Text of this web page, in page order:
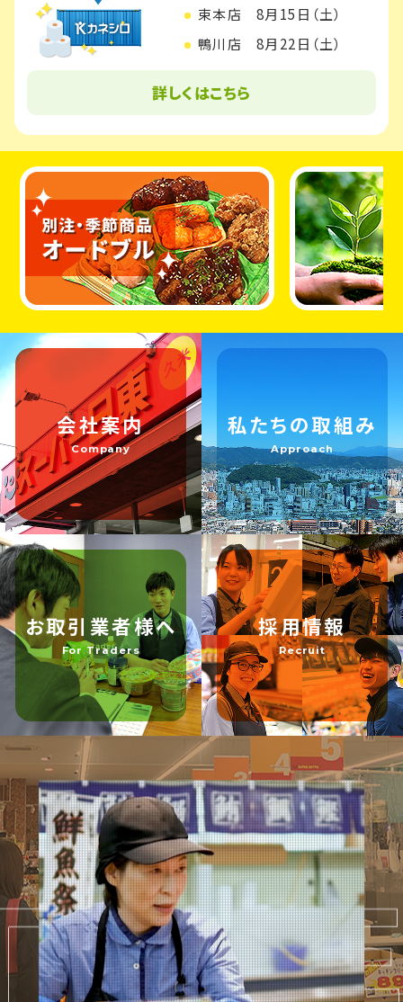
束本店
8月15日（土）
鴨川店
8月22日（土）
詳しくはこちら
会社案内
Company
私たちの取組み
Approach
お取引業者様へ
For Traders
採用情報
Recruit